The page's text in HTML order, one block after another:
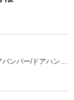
従来の「リミテッド」に加えて、ボディ同色フロント/リアバンパー/ドアハンドルやファブリックシートなど、装備の一部を変更したエントリーモデル「LX」が設定された。またリミテッドもオートヘッドライトの採用や室内の装飾が向上。新たに両グレードともにエコランプが採用された。（2010.6）